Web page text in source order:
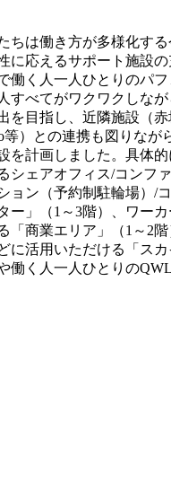
ちは働き方が多様化す
に応えるサポート施設
働く人一人ひとりのパ
すべてがワクワクしな
を目指し、近隣施設（
等）との連携も図りなが
を計画しました。具体
シェアオフィス/コンフ
ョン（予約制駐輪場）/
ー」（1～3階）、ワー
「商業エリア」（1～2
に活用いただける「ス
働く人一人ひとりの